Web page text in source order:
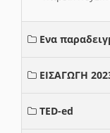
Ενα
ΕΙΣΑΓΩΓΗ
TED-ed